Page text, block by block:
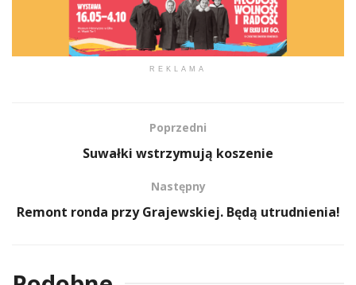
REKLAMA
Poprzedni
Suwałki wstrzymują koszenie
Następny
Remont ronda przy Grajewskiej. Będą utrudnienia!